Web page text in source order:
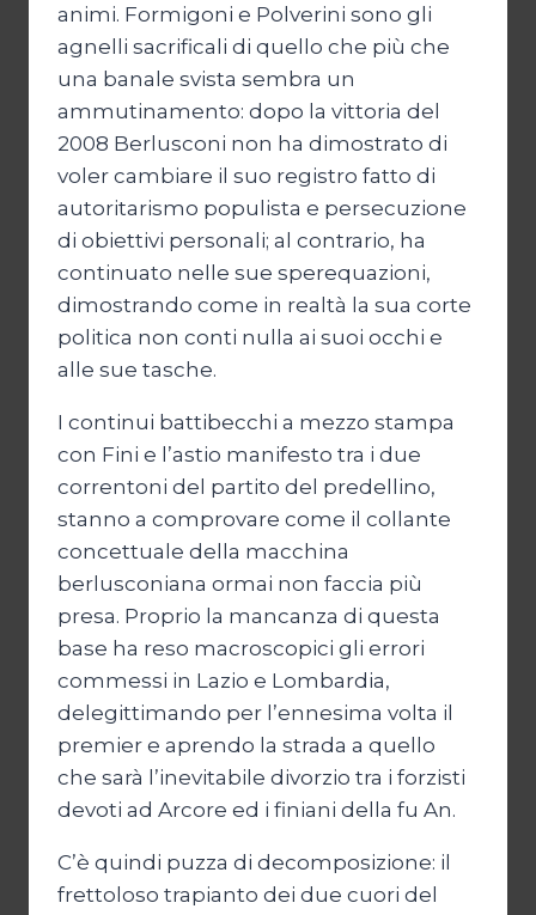
animi. Formigoni e Polverini sono gli
agnelli sacrificali di quello che più che
una banale svista sembra un
ammutinamento: dopo la vittoria del
2008 Berlusconi non ha dimostrato di
voler cambiare il suo registro fatto di
autoritarismo populista e persecuzione
di obiettivi personali; al contrario, ha
continuato nelle sue sperequazioni,
dimostrando come in realtà la sua corte
politica non conti nulla ai suoi occhi e
alle sue tasche.
I continui battibecchi a mezzo stampa
con Fini e l’astio manifesto tra i due
correntoni del partito del predellino,
stanno a comprovare come il collante
concettuale della macchina
berlusconiana ormai non faccia più
presa. Proprio la mancanza di questa
base ha reso macroscopici gli errori
commessi in Lazio e Lombardia,
delegittimando per l’ennesima volta il
premier e aprendo la strada a quello
che sarà l’inevitabile divorzio tra i forzisti
devoti ad Arcore ed i finiani della fu An.
C’è quindi puzza di decomposizione: il
frettoloso trapianto dei due cuori del